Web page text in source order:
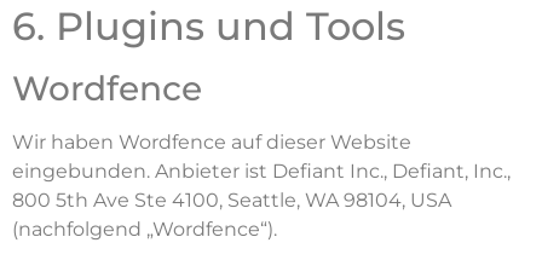
6. Plugins und Tools
Wordfence
Wir haben Wordfence auf dieser Website
eingebunden. Anbieter ist Defiant Inc., Defiant, Inc.,
800 5th Ave Ste 4100, Seattle, WA 98104, USA
(nachfolgend „Wordfence“).